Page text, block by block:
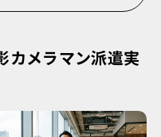
カメラマン派遣実